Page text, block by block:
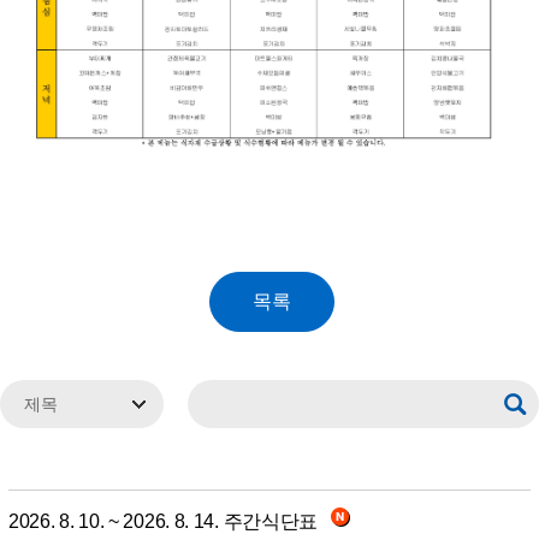
2026. 8. 10. ~ 2026. 8. 14. 주간식단표